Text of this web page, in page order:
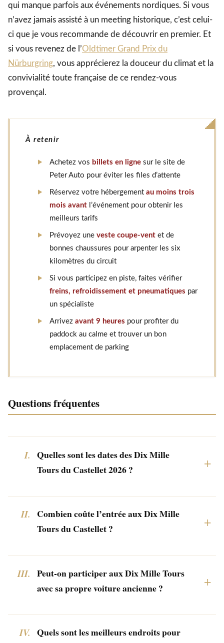
qui manque parfois aux événements nordiques. Si vous
n’avez jamais assisté à un meeting historique, c’est celui-
ci que je vous recommande de découvrir en premier. Et
si vous revenez de l’Oldtimer Grand Prix du
Nürburgring, vous apprécierez la douceur du climat et la
convivialité toute française de ce rendez-vous
provençal.
À retenir
Achetez vos billets en ligne sur le site de
Peter Auto pour éviter les files d’attente
Réservez votre hébergement au moins trois
mois avant l’événement pour obtenir les
meilleurs tarifs
Prévoyez une veste coupe-vent et de
bonnes chaussures pour arpenter les six
kilomètres du circuit
Si vous participez en piste, faites vérifier
freins, refroidissement et pneumatiques par
un spécialiste
Arrivez avant 9 heures pour profiter du
paddock au calme et trouver un bon
emplacement de parking
Questions fréquentes
Quelles sont les dates des Dix Mille
Tours du Castellet 2026 ?
Combien coûte l’entrée aux Dix Mille
Tours du Castellet ?
Peut-on participer aux Dix Mille Tours
avec sa propre voiture ancienne ?
Quels sont les meilleurs endroits pour